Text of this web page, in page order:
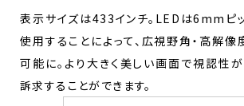
表示サイズは433インチ。LEDは6mmピ
使用することによって、広視野角・高解
可能に。より大きく美しい画面で視認性
訴求することができます。